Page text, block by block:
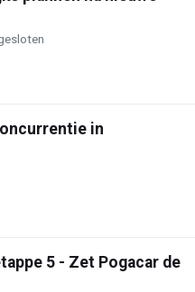
in
5 - Zet Pogacar de